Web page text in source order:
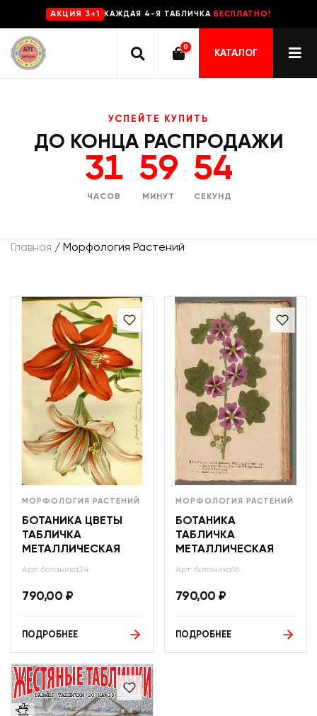
AKЦИЯ 3+1 КАЖДАЯ 4-Я ТАБЛИЧКА БЕСПЛАТНО!
0
КАТАЛОГ
УСПЕЙТЕ КУПИТЬ
ДО КОНЦА РАСПРОДАЖИ
31
ЧАСОВ
: 59
МИНУТ
: 53
СЕКУНД
Главная / Морфология Растений
МОРФОЛОГИЯ РАСТЕНИЙ
БОТАНИКА ЦВЕТЫ
ТАБЛИЧКА
МЕТАЛЛИЧЕСКАЯ
Арт: ботаника24
790,00 ₽
ПОДРОБНЕЕ
МОРФОЛОГИЯ РАСТЕНИЙ
БОТАНИКА
ТАБЛИЧКА
МЕТАЛЛИЧЕСКАЯ
Арт: ботаника16
790,00 ₽
ПОДРОБНЕЕ